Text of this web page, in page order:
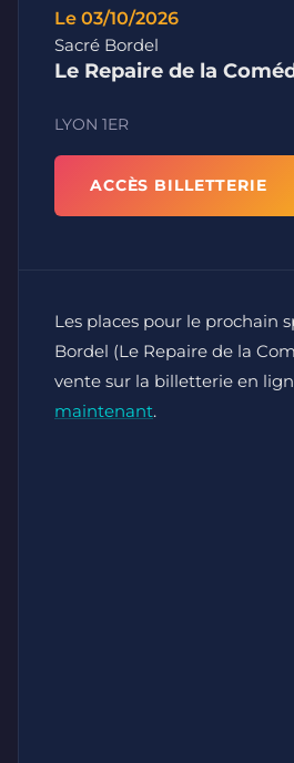
Le 03/10/2026
Sacré Bordel
Le Repaire de la
LYON 1ER
ACCÈS BILLETTERIE
Les places pour le prochain
Bordel (Le Repaire de la
vente sur la billetterie en
maintenant.